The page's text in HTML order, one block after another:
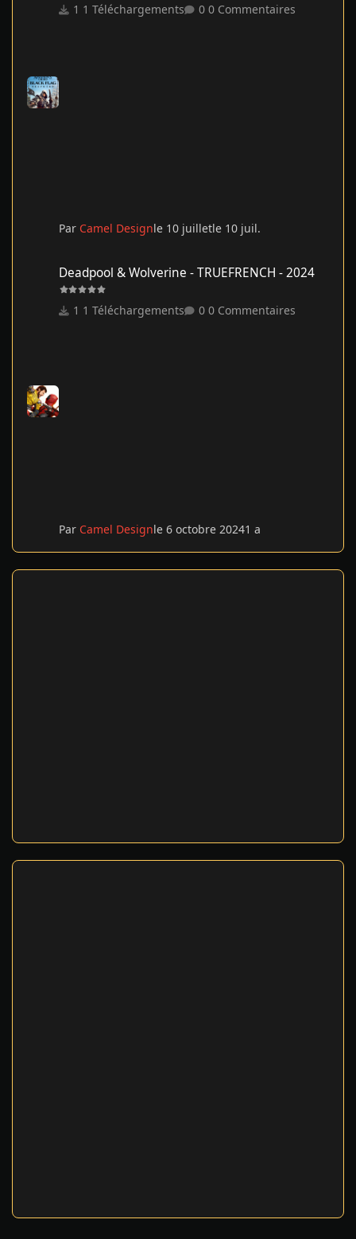
1 Téléchargements 0 Commentaires
Par Camel Designle 10 juilletle 10 juil.
Deadpool & Wolverine - TRUEFRENCH - 2024
1 Téléchargements 0 Commentaires
Par Camel Designle 6 octobre 20241 a